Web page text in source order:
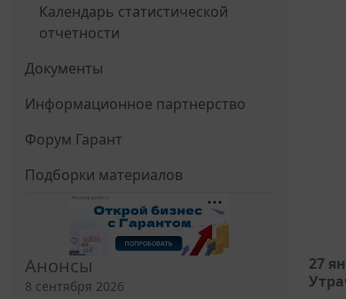
Календарь статистической
отчетности
Документы
Информационное партнерство
Форум Гарант
Подборки материалов
Анонсы
8 сентября 2026
27